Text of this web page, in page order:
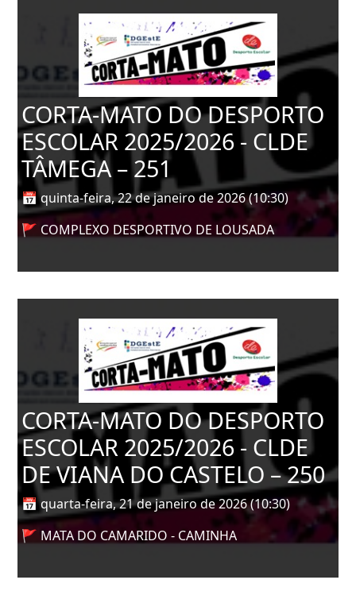
CORTA-MATO DO DESPORTO
ESCOLAR 2025/2026 - CLDE
TÂMEGA – 251
📅 quinta-feira, 22 de janeiro de 2026 (10:30)
🚩 COMPLEXO DESPORTIVO DE LOUSADA
CORTA-MATO DO DESPORTO
ESCOLAR 2025/2026 - CLDE
DE VIANA DO CASTELO – 250
📅 quarta-feira, 21 de janeiro de 2026 (10:30)
🚩 MATA DO CAMARIDO - CAMINHA